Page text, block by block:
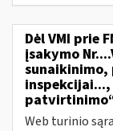
Dėl VMI prie
įsakymo
inspekcijai...,
Web turinio